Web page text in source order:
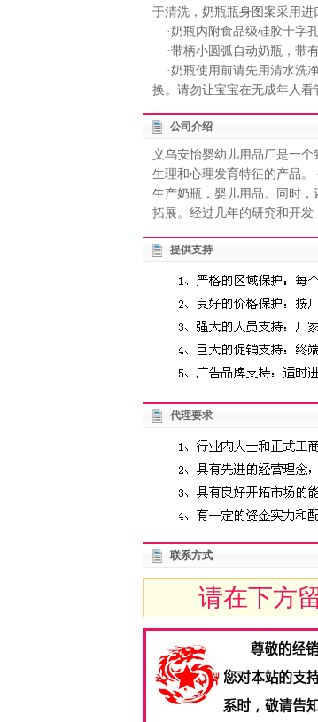
于清洗，奶瓶瓶身图案采用进
·奶瓶内附食品级硅胶十字
·带柄小圆弧自动奶瓶，带
·奶瓶使用前请先用清水洗
换。请勿让宝宝在无成年人看
公司介绍
义乌安怡婴幼儿用品厂是一
生理和心理发育特征的产品
生产奶瓶，婴儿用品。同时
拓展。经过几年的研究和开发
提供支持
代理要求
联系方式
请在下方